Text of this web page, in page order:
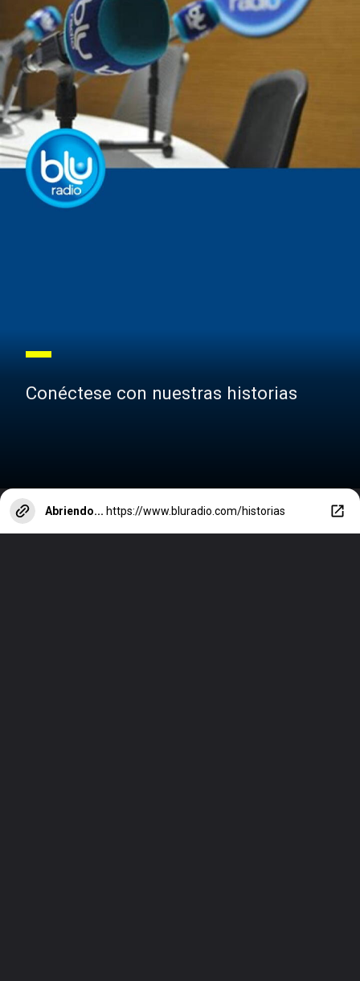
Conéctese con nuestras historias
Abriendo... https://www.bluradio.com/historias